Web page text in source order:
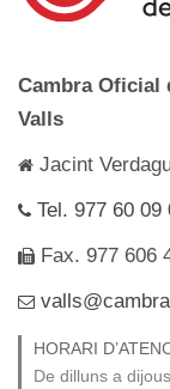
Cambra Oficial
Valls
Jacint
Tel. 977 60 09
Fax. 977 606
HORARI
De dilluns a